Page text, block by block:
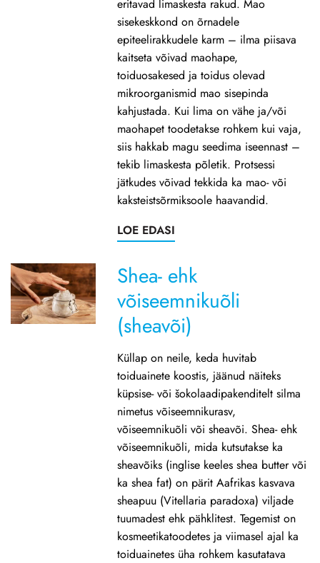
eritavad limaskesta rakud. Mao
sisekeskkond on õrnadele
epiteelirakkudele karm – ilma piisava
kaitseta võivad maohape,
toiduosakesed ja toidus olevad
mikroorganismid mao sisepinda
kahjustada. Kui lima on vähe ja/või
maohapet toodetakse rohkem kui vaja,
siis hakkab magu seedima iseennast –
tekib limaskesta põletik. Protsessi
jätkudes võivad tekkida ka mao- või
kaksteistsõrmiksoole haavandid.
LOE EDASI
Shea- ehk
võiseemnikuõli
(sheavõi)
Küllap on neile, keda huvitab
toiduainete koostis, jäänud näiteks
küpsise- või šokolaadipakenditelt silma
nimetus võiseemnikurasv,
võiseemnikuõli või sheavõi. Shea- ehk
võiseemnikuõli, mida kutsutakse ka
sheavõiks (inglise keeles shea butter või
ka shea fat) on pärit Aafrikas kasvava
sheapuu (Vitellaria paradoxa) viljade
tuumadest ehk pähklitest. Tegemist on
kosmeetikatoodetes ja viimasel ajal ka
toiduainetes üha rohkem kasutatava